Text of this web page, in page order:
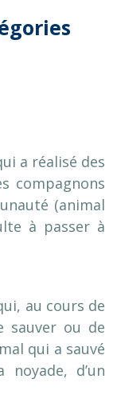
a réalisé des
compagnons
(animal
à passer à
au cours de
sauver ou de
qui a sauvé
d’un